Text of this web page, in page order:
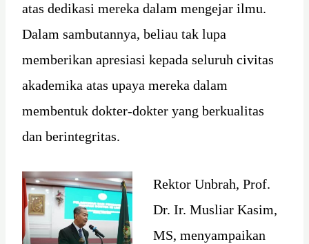
atas dedikasi mereka dalam mengejar ilmu.
Dalam sambutannya, beliau tak lupa
memberikan apresiasi kepada seluruh civitas
akademika atas upaya mereka dalam
membentuk dokter-dokter yang berkualitas
dan berintegritas.
Rektor Unbrah, Prof.
Dr. Ir. Musliar Kasim,
MS, menyampaikan